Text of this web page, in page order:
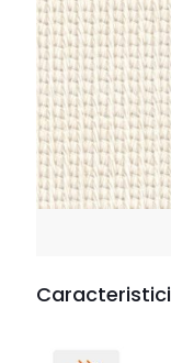
Caracteristici